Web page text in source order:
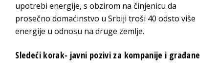
upotrebi energije, s obzirom na činjenicu da
prosečno domaćinstvo u Srbiji troši 40 odsto više
energije u odnosu na druge zemlje.
Sledeći korak- javni pozivi za kompanije i građane